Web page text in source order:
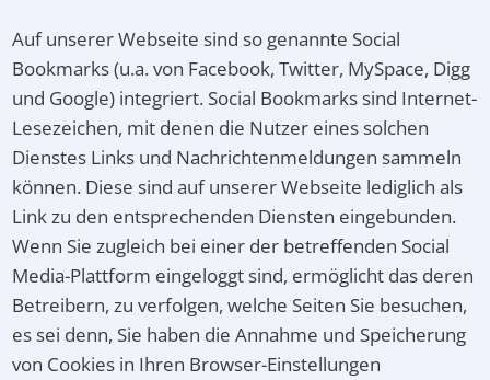
Auf unserer Webseite sind so genannte Social
Bookmarks (u.a. von Facebook, Twitter, MySpace, Digg
und Google) integriert. Social Bookmarks sind Internet-
Lesezeichen, mit denen die Nutzer eines solchen
Dienstes Links und Nachrichtenmeldungen sammeln
können. Diese sind auf unserer Webseite lediglich als
Link zu den entsprechenden Diensten eingebunden.
Wenn Sie zugleich bei einer der betreffenden Social
Media-Plattform eingeloggt sind, ermöglicht das deren
Betreibern, zu verfolgen, welche Seiten Sie besuchen,
es sei denn, Sie haben die Annahme und Speicherung
von Cookies in Ihren Browser-Einstellungen